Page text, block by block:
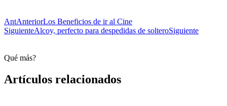
AntAnteriorLos Beneficios de ir al Cine
SiguienteAlcoy, perfecto para despedidas de solteroSiguiente
Qué más?
Artículos relacionados